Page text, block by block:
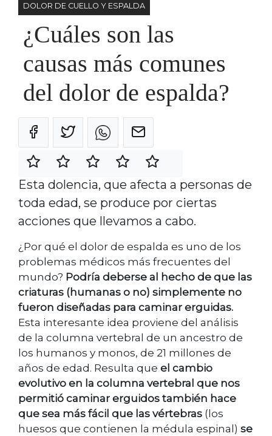
DOLOR DE CUELLO Y ESPALDA
¿Cuáles son las
causas más comunes
del dolor de espalda?
Esta dolencia, que afecta a personas de
toda edad, se produce por ciertas
acciones que llevamos a cabo.
¿Por qué el dolor de espalda es uno de los
problemas médicos más frecuentes del
mundo? Podría deberse al hecho de que las
criaturas (humanas o no) simplemente no
fueron diseñadas para caminar erguidas.
Esta interesante idea proviene del análisis
de la columna vertebral de un ancestro de
los humanos y monos, de 21 millones de
años de edad. Resulta que el cambio
evolutivo en la columna vertebral que nos
permitió caminar erguidos también hace
que sea más fácil que las vértebras (los
huesos que contienen la médula espinal) se